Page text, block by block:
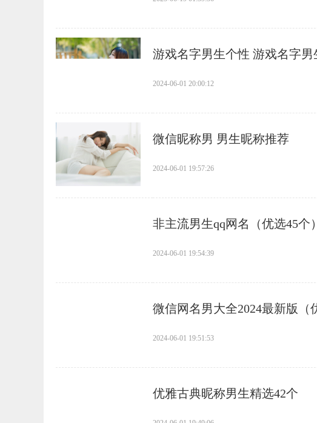
游戏名字男生个性 游戏名字男
2024-06-01 20:00:12
​微信昵称男 男生昵称推荐
2024-06-01 19:57:26
​非主流男生qq网名（优选45个）
2024-06-01 19:54:39
微信网名男大全2024最新版（
2024-06-01 19:51:53
​优雅古典昵称男生精选42个